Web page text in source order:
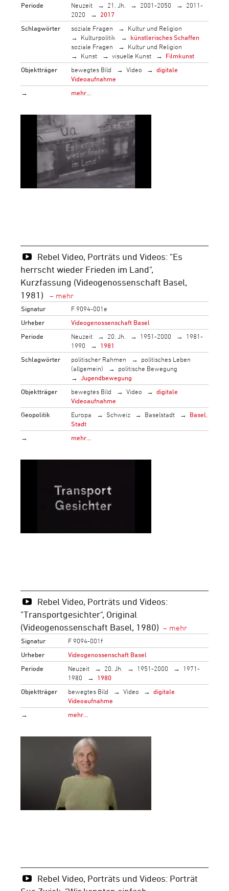
Periode
Neuzeit 21. Jh. 2001-2050
2011-
2020
2017
Schlagwörter
soziale Fragen
Kultur und Religion
Kulturpolitik
künstlerisches Schaffen
soziale Fragen
Kultur und Religion
Kunst
visuelle Kunst
Filmkunst
Objektträger
bewegtes Bild Video
digitale
Videoaufnahme
→
mehr…
Rebel Video, Porträts und Videos: "Es
herrscht wieder Frieden im Land",
Kurzfassung (Videogenossenschaft Basel,
1981)
Signatur
F 9094-001e
Urheber
Videogenossenschaft Basel
Periode
Neuzeit 20. Jh. 1951-2000
1981-
1990
1981
Schlagwörter
politischer Rahmen
politisches Leben
(allgemein)
politische Bewegung
Jugendbewegung
Objektträger
bewegtes Bild Video
digitale
Videoaufnahme
Geopolitik
Europa Schweiz Baselstadt
Basel,
Stadt
→
mehr…
Rebel Video, Porträts und Videos:
"Transportgesichter", Original
(Videogenossenschaft Basel, 1980)
Signatur
F 9094-001f
Urheber
Videogenossenschaft Basel
Periode
Neuzeit 20. Jh. 1951-2000
1971-
1980
1980
Objektträger
bewegtes Bild Video
digitale
Videoaufnahme
→
mehr…
Rebel Video, Porträts und Videos: Porträt